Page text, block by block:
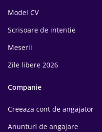
Model CV
Scrisoare de intentie
Meserii
Zile libere 2026
Companie
Creeaza cont de angajator
Anunturi de angajare